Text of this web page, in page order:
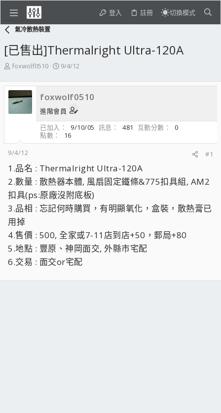
登入 註冊 切換模式
氣冷散熱裝置
[已售出]Thermalright Ultra-120A
主
發
起
人
foxwolf0510
開
日
期
9/4/12
foxwolf0510
進階會員
已加入
9/10/05 訊息 481 互動分數
0
點數
16
9/4/12
#1
1.品名 : Thermalright Ultra-120A
2.數量 : 散熱器本體, 風扇固定鐵條&775扣具組, AM2
扣具(ps:原廠沒附底板)
3.品相 : 忘記何時購買，有明顯氧化，盒裝，散熱膏已
用掉
4.售價 : 500, 全家或7-11店到店+50，郵局+80
5.地點 : 豐原、神岡面交, 外縣市宅配
6.交易 : 面交or宅配